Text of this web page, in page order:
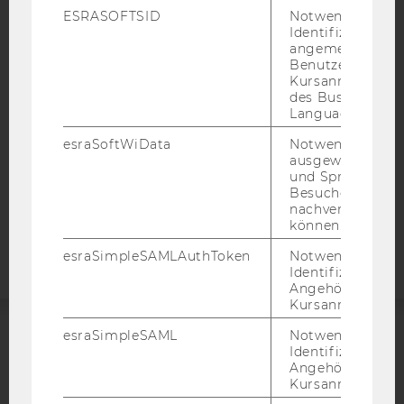
IMPRESSUM
BARRIEREFREIHEITSERKLÄRUNG WEBSEITE
DATENSCHUTZERKLÄRUNG
DATENSCHUTZERKLÄRUNG SOCIAL MEDIA
DATENSCHUTZERKLÄRUNG
STUDIENBEWERBER*INNEN UND STUDIERENDE
Barrierefreiheitserklärung
ESRASOFTSID
Notwendig zur
Identifizierung
angemeldeten
Benutzers im
des Business
Language
esraSoftWiData
Notwendig um
ausgewählte
und
Besuchers
nachverfolgen
können.
esraSimpleSAMLAuthToken
Notwendig zur
Identifizierung
Angehörige/r für
Kursanmeldung.
esraSimpleSAML
Notwendig zur
Identifizierung
Angehörige/r für
Kursanmeldung.